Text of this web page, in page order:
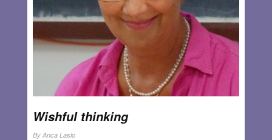
Wishful thinking
By Anca Laslo